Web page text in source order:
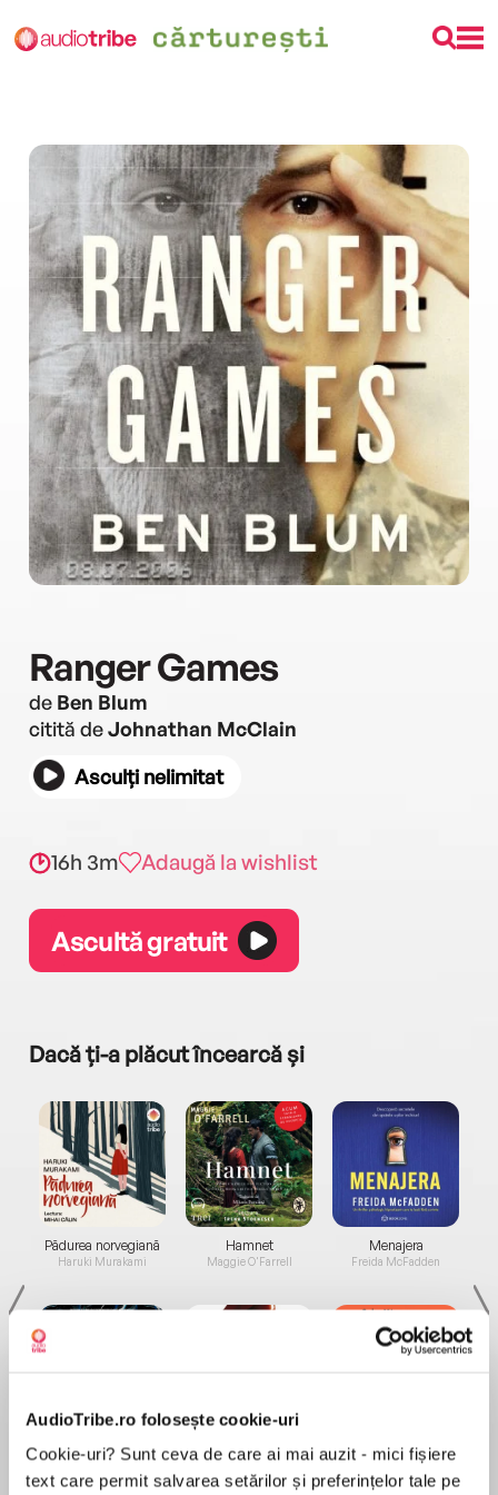
AudioTribe.ro folosește cookie-uri
Cookie-uri? Sunt ceva de care ai mai auzit - mici fișiere
text care permit salvarea setărilor și preferințelor tale pe
Ranger Games
de Ben Blum
citită deJohnathan McClain
Asculți nelimitat
16h 3m Adaugă la wishlist
Ascultă gratuit
Dacă ți-a plăcut încearcă și
Pădurea norvegiană
Haruki Murakami
Elita de Argint (Elita
de...
Hamnet
Maggie O'Farrell
Diavolul se îmbracă de
la...
Menajera
Freida McFadden
Migdală
Sohn Won-pyung